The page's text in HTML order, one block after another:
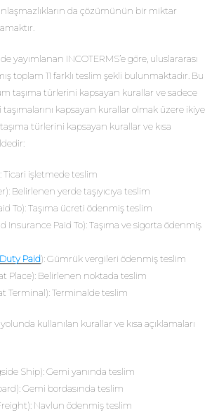
da çözümünün bir miktar
yayımlanan INCOTERMS’e göre, uluslararası
toplam 11 farklı teslim şekli bulunmaktadır. Bu
taşıma türlerini kapsayan kurallar ve sadece
taşımalarını kapsayan kurallar olmak üzere ikiye
türlerini kapsayan kurallar ve kısa
Ticari işletmede teslim
Belirlenen yerde taşıyıcıya teslim
To): Taşıma ücreti ödenmiş teslim
Insurance Paid To): Taşıma ve sigorta ödenmiş
Paid): Gümrük vergileri ödenmiş teslim
Place): Belirlenen noktada teslim
Terminal): Terminalde teslim
kullanılan kurallar ve kısa açıklamaları
Ship): Gemi yanında teslim
Gemi bordasında teslim
Navlun ödenmiş teslim